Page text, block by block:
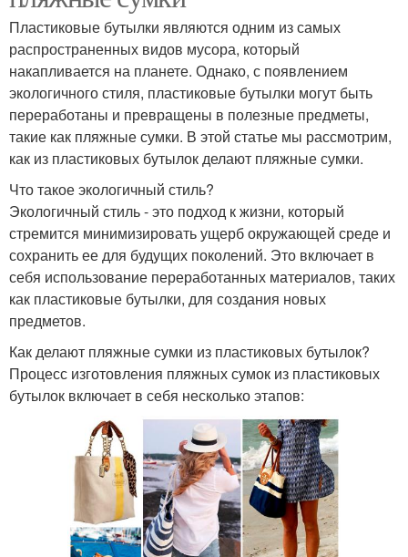
Пластиковые бутылки являются одним из самых
распространенных видов мусора, который
накапливается на планете. Однако, с появлением
экологичного стиля, пластиковые бутылки могут быть
переработаны и превращены в полезные предметы,
такие как пляжные сумки. В этой статье мы рассмотрим,
как из пластиковых бутылок делают пляжные сумки.
Что такое экологичный стиль?
Экологичный стиль - это подход к жизни, который
стремится минимизировать ущерб окружающей среде и
сохранить ее для будущих поколений. Это включает в
себя использование переработанных материалов, таких
как пластиковые бутылки, для создания новых
предметов.
Как делают пляжные сумки из пластиковых бутылок?
Процесс изготовления пляжных сумок из пластиковых
бутылок включает в себя несколько этапов: